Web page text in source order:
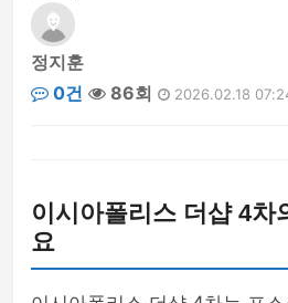
정지훈
0건
86회 2026.02.18
이시아폴리스 더샵 4차
요